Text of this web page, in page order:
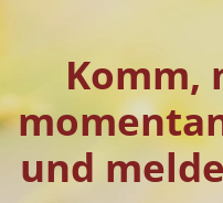
Komm,
und